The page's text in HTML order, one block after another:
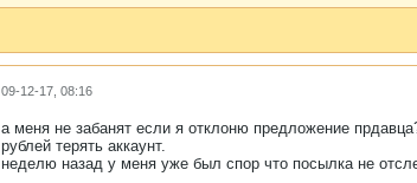
09-12-17, 08:16
а меня не забанят если я отклоню предложение
рублей терять аккаунт.
неделю назад у меня уже был спор что посылка не